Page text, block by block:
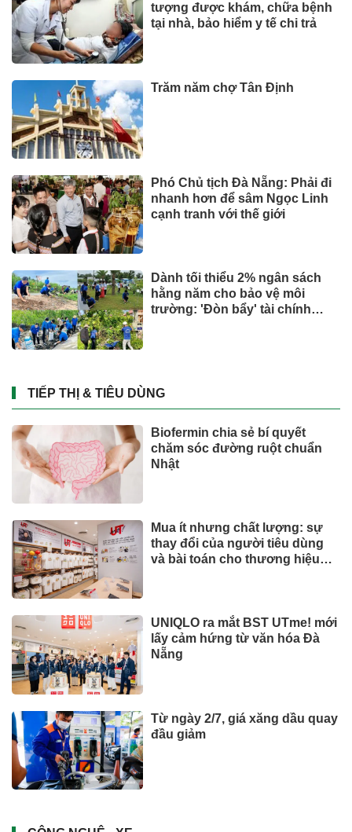
tượng được khám, chữa bệnh
tại nhà, bảo hiểm y tế chi trả
Trăm năm chợ Tân Định
Phó Chủ tịch Đà Nẵng: Phải đi
nhanh hơn để sâm Ngọc Linh
cạnh tranh với thế giới
Dành tối thiểu 2% ngân sách
hằng năm cho bảo vệ môi
trường: 'Đòn bẩy' tài chính
TIẾP THỊ & TIÊU DÙNG
Biofermin chia sẻ bí quyết
chăm sóc đường ruột chuẩn
Nhật
Mua ít nhưng chất lượng: sự
thay đổi của người tiêu dùng
và bài toán cho thương hiệu
UNIQLO ra mắt BST UTme! mới
lấy cảm hứng từ văn hóa Đà
Nẵng
Từ ngày 2/7, giá xăng dầu quay
đầu giảm